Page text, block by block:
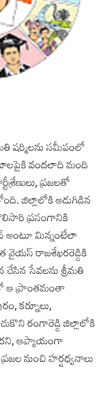
షర్మిలను సమీపంలో
వందలాది మంది
ప్రజలతో
జిల్లాలోకి అడుగిడిన
ప్రసంగానికి
అంటూ మిన్నంటేలా
వైయస్‌ రాజశేఖరరెడ్డికి
చేసిన సేవలను శ్రీమతి
ఆ ప్రాంతమంతా
కర్నూలు,
రంగారెడ్డి జిల్లాలోకి
ఆప్యాయంగా
నుంచి హర్షధ్వనాలు